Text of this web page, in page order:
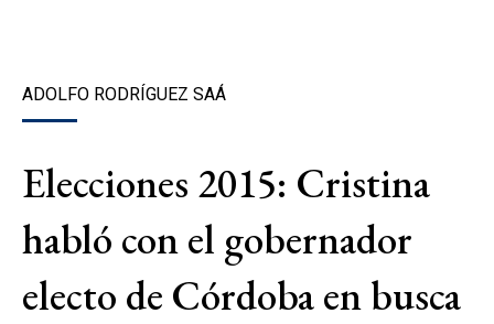
ADOLFO RODRÍGUEZ SAÁ
Elecciones 2015: Cristina
habló con el gobernador
electo de Córdoba en busca